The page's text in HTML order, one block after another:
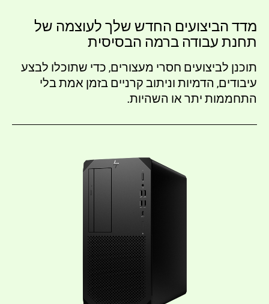
מדד הביצועים החדש שלך לעוצמה של
תחנת עבודה ברמה הבסיסית
תוכנן לביצועים חסרי מעצורים, כדי שתוכלו לבצע
עיבודים, הדמיות וניתוב קרניים בזמן אמת בלי
התחממות יתר או השהיות.